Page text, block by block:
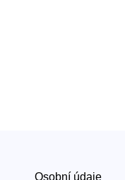
Osobní údaje